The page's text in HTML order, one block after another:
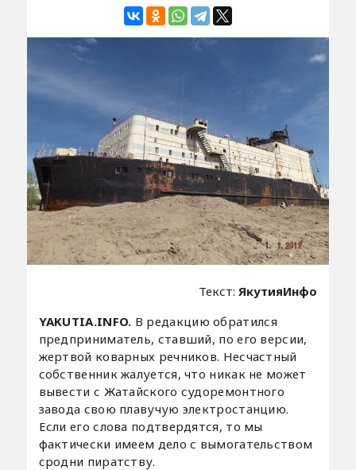
Текст: ЯкутияИнфо
YAKUTIA.INFO. В редакцию обратился
предприниматель, ставший, по его версии,
жертвой коварных речников. Несчастный
собственник жалуется, что никак не может
вывести с Жатайского судоремонтного
завода свою плавучую электростанцию.
Если его слова подтвердятся, то мы
фактически имеем дело с вымогательством
сродни пиратству.